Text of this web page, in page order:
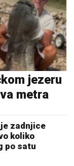
jezeru
metra
zadnjice
koliko
po satu